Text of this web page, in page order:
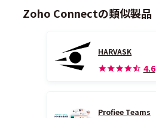
Zoho Connectの類似製品
HARVASK
4.6
Profiee Teams